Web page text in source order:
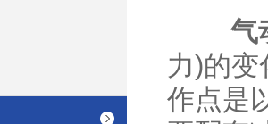
气
力)的
作点是